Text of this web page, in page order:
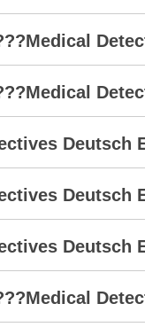
Deutsch
Deutsch
Deutsch